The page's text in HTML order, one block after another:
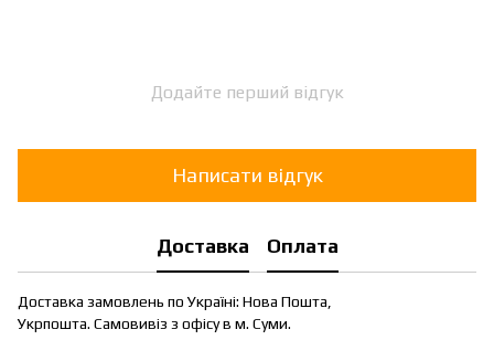
Додайте перший відгук
Написати відгук
Доставка Оплата
Доставка замовлень по Україні: Нова Пошта,
Укрпошта. Самовивіз з офісу в м. Суми.